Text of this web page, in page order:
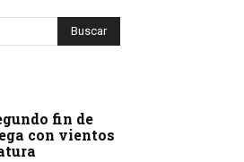
fin de
con vientos